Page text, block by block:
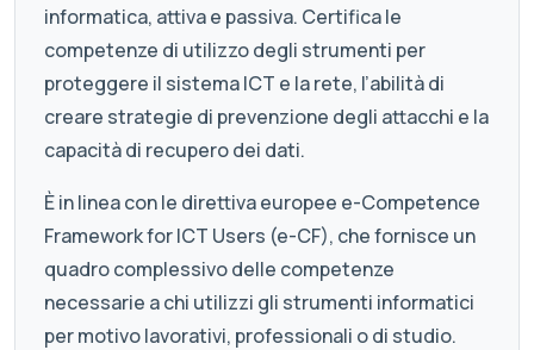
informatica, attiva e passiva. Certifica le
competenze di utilizzo degli strumenti per
proteggere il sistema ICT e la rete, l’abilità di
creare strategie di prevenzione degli attacchi e la
capacità di recupero dei dati.
È in linea con le direttiva europee e-Competence
Framework for ICT Users (e-CF), che fornisce un
quadro complessivo delle competenze
necessarie a chi utilizzi gli strumenti informatici
per motivo lavorativi, professionali o di studio.